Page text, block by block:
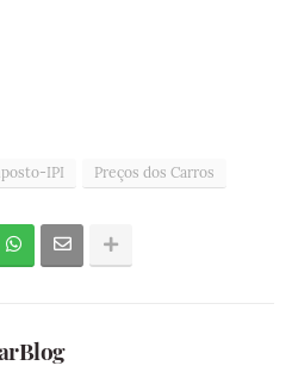
IPI Preços dos Carros